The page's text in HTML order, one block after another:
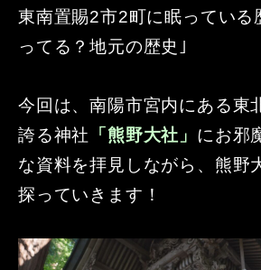
東南置賜2市2町に眠っている
ってる？地元の歴史｣
今回は、南陽市宮内にある東
誇る神社
「熊野大社」 にお邪
な資料を拝見しながら、熊野
探っていきます！